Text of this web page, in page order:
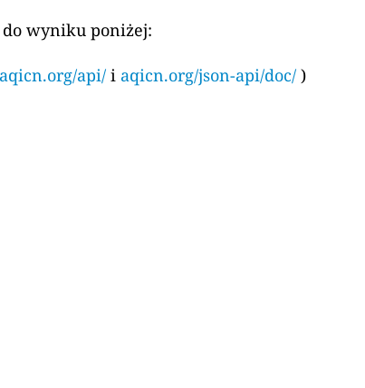
do wyniku poniżej:
api/ i aqicn.org/json-api/doc/ )